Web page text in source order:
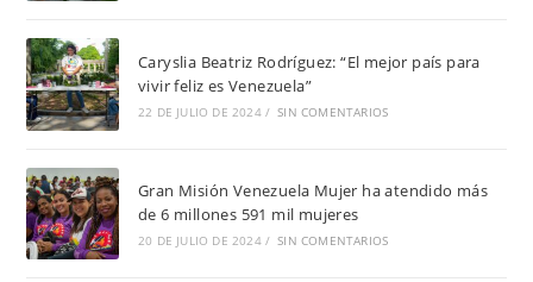
Caryslia Beatriz Rodríguez: “El mejor país para
vivir feliz es Venezuela”
22 DE JULIO DE 2024 / SIN COMENTARIOS
Gran Misión Venezuela Mujer ha atendido más
de 6 millones 591 mil mujeres
20 DE JULIO DE 2024 / SIN COMENTARIOS